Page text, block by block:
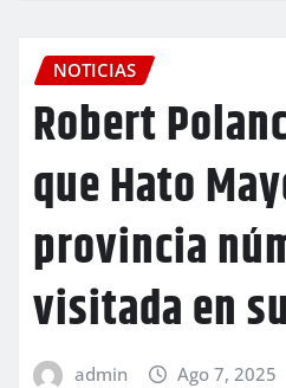
NOTICIAS
Robert
que Hato
provincia
visitada en
admin Ago 7, 2025